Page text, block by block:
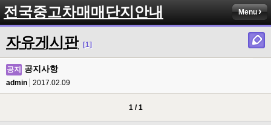
전국중고차매매단지안내 Menu
자유게시판 [1]
공지 공지사항
admin 2017.02.09
1 / 1